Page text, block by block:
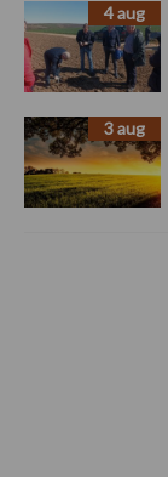
4 aug
3 aug